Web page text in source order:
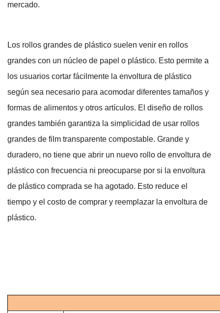
mercado.
Los rollos grandes de plástico suelen venir en rollos
grandes con un núcleo de papel o plástico. Esto permite a
los usuarios cortar fácilmente la envoltura de plástico
según sea necesario para acomodar diferentes tamaños y
formas de alimentos y otros artículos. El diseño de rollos
grandes también garantiza la simplicidad de usar rollos
grandes de film transparente compostable. Grande y
duradero, no tiene que abrir un nuevo rollo de envoltura de
plástico con frecuencia ni preocuparse por si la envoltura
de plástico comprada se ha agotado. Esto reduce el
tiempo y el costo de comprar y reemplazar la envoltura de
plástico.